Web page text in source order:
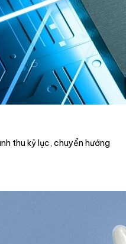
thu kỷ lục, chuyển hướng